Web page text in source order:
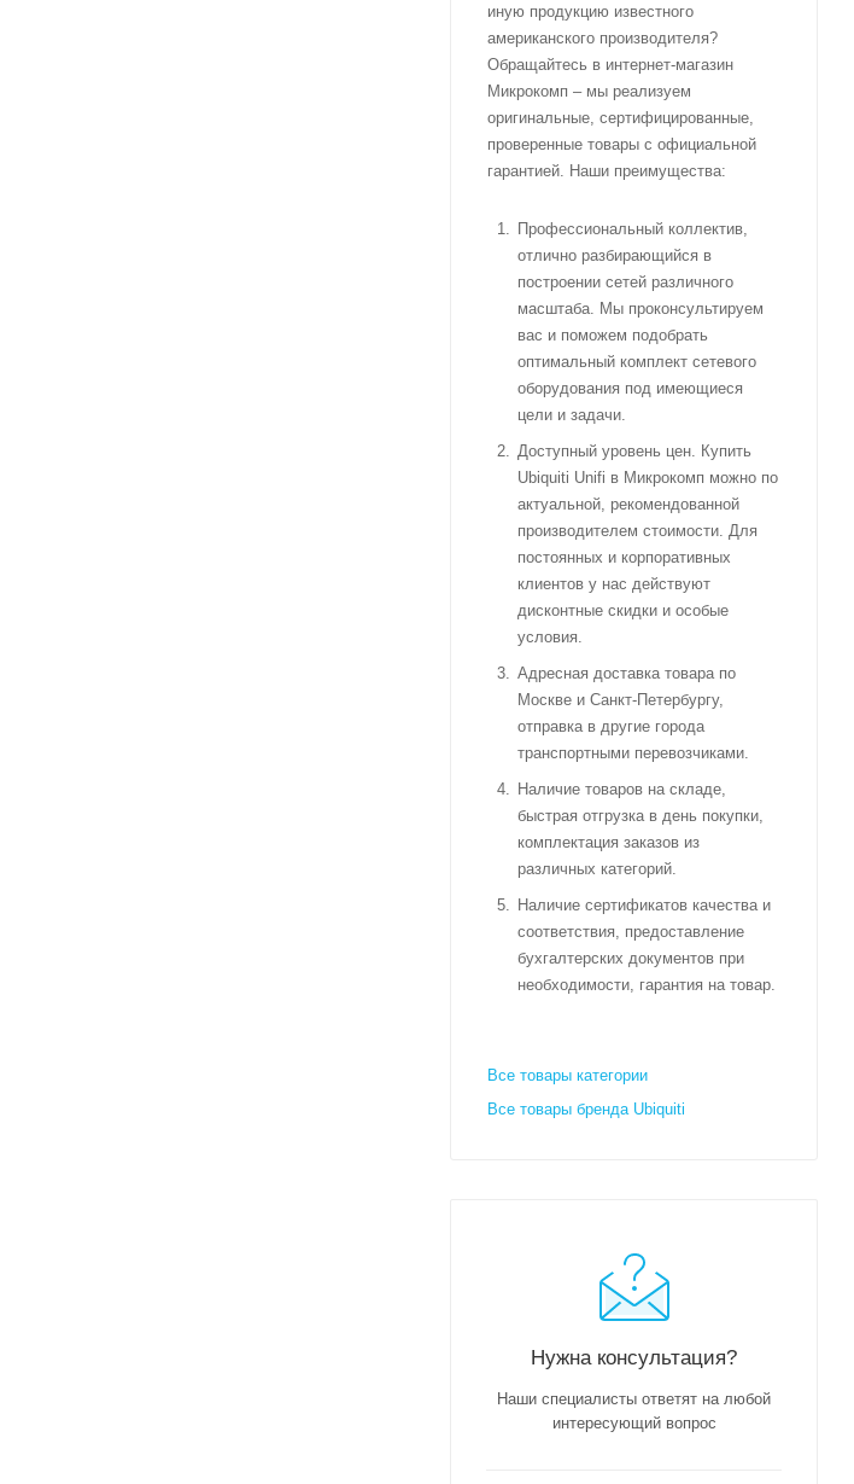
иную продукцию известного
американского производителя?
Обращайтесь в интернет-магазин
Микрокомп – мы реализуем
оригинальные, сертифицированные,
проверенные товары с официальной
гарантией. Наши преимущества:
Профессиональный коллектив,
отлично разбирающийся в
построении сетей различного
масштаба. Мы проконсультируем
вас и поможем подобрать
оптимальный комплект сетевого
оборудования под имеющиеся
цели и задачи.
Доступный уровень цен. Купить
Ubiquiti Unifi в Микрокомп можно по
актуальной, рекомендованной
производителем стоимости. Для
постоянных и корпоративных
клиентов у нас действуют
дисконтные скидки и особые
условия.
Адресная доставка товара по
Москве и Санкт-Петербургу,
отправка в другие города
транспортными перевозчиками.
Наличие товаров на складе,
быстрая отгрузка в день покупки,
комплектация заказов из
различных категорий.
Наличие сертификатов качества и
соответствия, предоставление
бухгалтерских документов при
необходимости, гарантия на товар.
Все товары категории
Все товары бренда Ubiquiti
Нужна консультация?
Наши специалисты ответят на любой
интересующий вопрос